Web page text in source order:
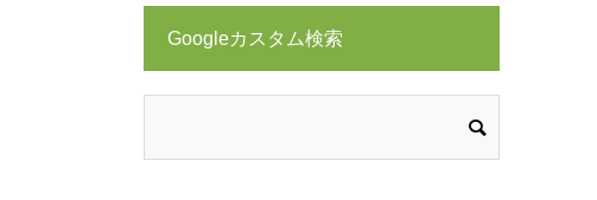
Googleカスタム検索